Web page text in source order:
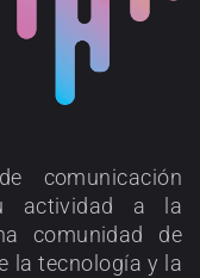
comunicación
actividad a la
comunidad de
la tecnología y la